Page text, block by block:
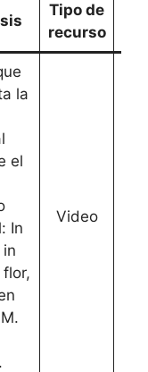
Tipo de
recurso
la
el
In
Video